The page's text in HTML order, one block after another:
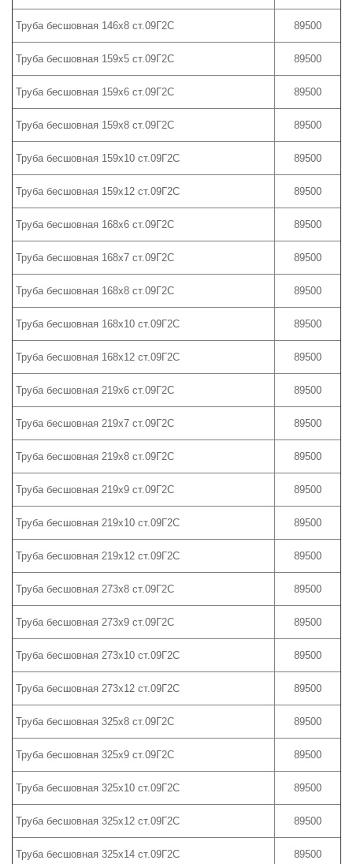
Труба бесшовная 146х8 ст.09Г2С 89500
Труба бесшовная 159х5 ст.09Г2С 89500
Труба бесшовная 159х6 ст.09Г2С 89500
Труба бесшовная 159х8 ст.09Г2С 89500
Труба бесшовная 159х10 ст.09Г2С 89500
Труба бесшовная 159х12 ст.09Г2С 89500
Труба бесшовная 168х6 ст.09Г2С 89500
Труба бесшовная 168х7 ст.09Г2С 89500
Труба бесшовная 168х8 ст.09Г2С 89500
Труба бесшовная 168х10 ст.09Г2С 89500
Труба бесшовная 168х12 ст.09Г2С 89500
Труба бесшовная 219х6 ст.09Г2С 89500
Труба бесшовная 219х7 ст.09Г2С 89500
Труба бесшовная 219х8 ст.09Г2С 89500
Труба бесшовная 219х9 ст.09Г2С 89500
Труба бесшовная 219х10 ст.09Г2С 89500
Труба бесшовная 219х12 ст.09Г2С 89500
Труба бесшовная 273х8 ст.09Г2С 89500
Труба бесшовная 273х9 ст.09Г2С 89500
Труба бесшовная 273х10 ст.09Г2С 89500
Труба бесшовная 273х12 ст.09Г2С 89500
Труба бесшовная 325х8 ст.09Г2С 89500
Труба бесшовная 325х9 ст.09Г2С 89500
Труба бесшовная 325х10 ст.09Г2С 89500
Труба бесшовная 325х12 ст.09Г2С 89500
Труба бесшовная 325х14 ст.09Г2С 89500